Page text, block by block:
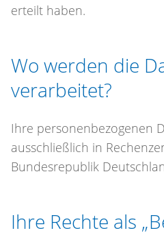
erteilt haben.
Wo werden die
verarbeitet?
Ihre personenbezogenen
ausschließlich in
Bundesrepublik
Ihre Rechte als